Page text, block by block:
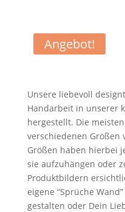
Angebot!
Unsere liebevoll
Handarbeit in unserer
hergestellt. Die
verschiedenen Größen
Größen haben hierbei
sie aufzuhängen oder
Produktbildern
eigene “Sprüche
gestalten oder Dein